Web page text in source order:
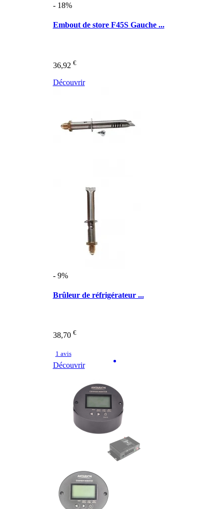
- 18%
Embout de store F45S Gauche ...
36,92 €
Découvrir
- 9%
Brûleur de réfrigérateur ...
38,70 €
1 avis
Découvrir